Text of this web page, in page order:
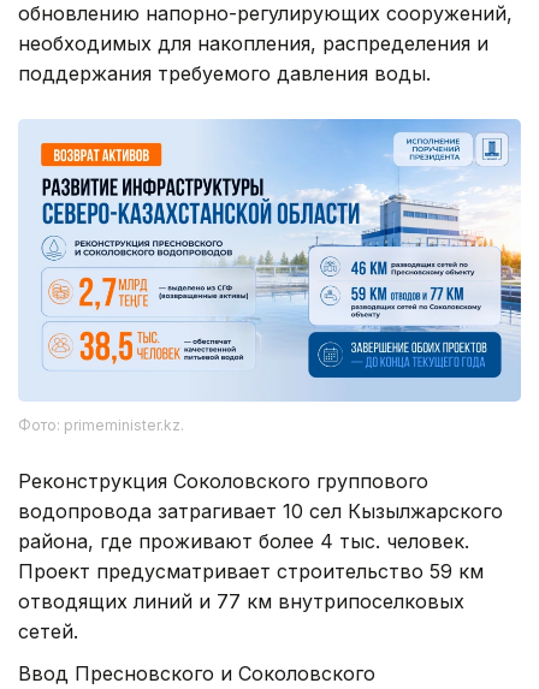
обновлению напорно-регулирующих сооружений,
необходимых для накопления, распределения и
поддержания требуемого давления воды.
Фото: primeminister.kz.
Реконструкция Соколовского группового
водопровода затрагивает 10 сел Кызылжарского
района, где проживают более 4 тыс. человек.
Проект предусматривает строительство 59 км
отводящих линий и 77 км внутрипоселковых
сетей.
Ввод Пресновского и Соколовского